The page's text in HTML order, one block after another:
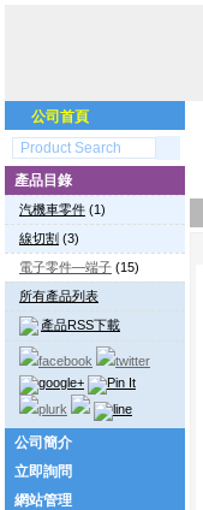
公司首頁
產品目錄
汽機車零件 (1)
線切割 (3)
電子零件—端子 (15)
所有產品列表
產品RSS下載
公司簡介
立即詢問
網站管理